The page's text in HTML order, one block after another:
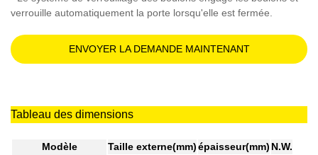
verrouille automatiquement la porte lorsqu'elle est fermée.
ENVOYER LA DEMANDE MAINTENANT
Tableau des dimensions
Modèle Taille externe(mm)épaisseur(mm) N.W.